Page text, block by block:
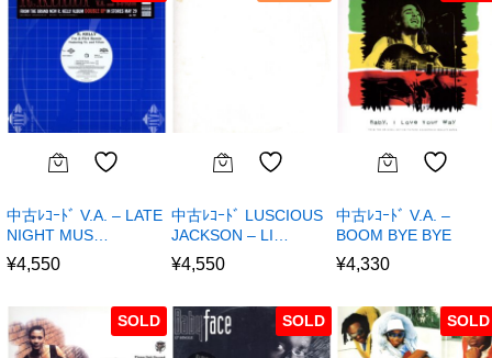
中古ﾚｺｰﾄﾞ V.A. – LATE
NIGHT MUS…
¥4,550
中古ﾚｺｰﾄﾞ LUSCIOUS
JACKSON – LI…
¥4,550
中古ﾚｺｰﾄﾞ V.A. –
BOOM BYE BYE
¥4,330
SOLD SOLD SOLD